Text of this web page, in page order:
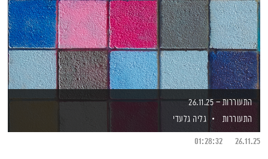
התעוררות – 26.11.25
התעוררות
גליה גלעדי
26.11.25
01:28:32